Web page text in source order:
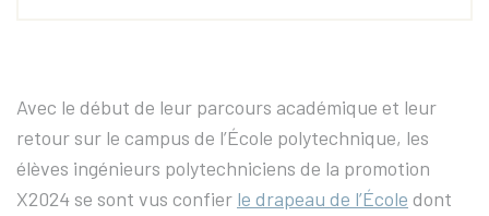
Avec le début de leur parcours académique et leur
retour sur le campus de l’École polytechnique, les
élèves ingénieurs polytechniciens de la promotion
X2024 se sont vus confier le drapeau de l’École dont